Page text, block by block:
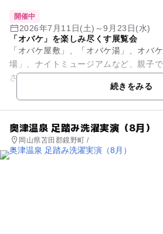
開催中
2026年7月11日(土)～9月23日(水)
「オバケ」を楽しみ尽くす展覧会
「オバケ屋敷」、「オバケ湯」、オバ
場」、ナイトミュージアムなど、親子
さん。見て、感じて、知って、なる。
続きをみる
奥津温泉 足踏み洗濯実演（8月）
岡山県苫田郡鏡野町 /